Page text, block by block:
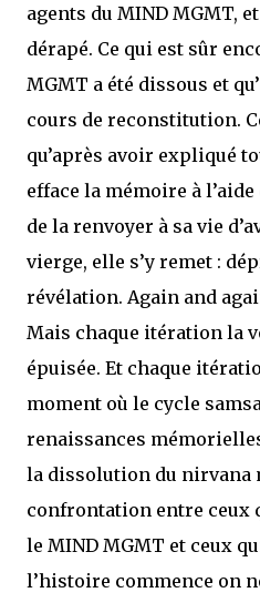
agents du MIND MGMT,
dérapé. Ce qui est sûr
MGMT a été dissous et
cours de reconstitution.
qu’après avoir expliqué
efface la mémoire à
de la renvoyer à sa vie
vierge, elle s’y remet :
révélation. Again and
Mais chaque itération la
épuisée. Et chaque
moment où le cycle
renaissances
la dissolution du nirvana
confrontation entre ceux
le MIND MGMT et ceux
l’histoire commence on